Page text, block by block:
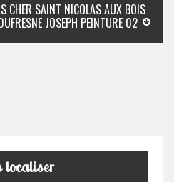
CHER SAINT NICOLAS AUX BOIS
JOSEPH PEINTURE 02
localiser